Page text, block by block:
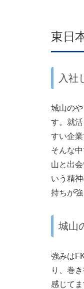
東日
入社
城山の
す。就
すい企
そんな
山と出
いう精
持ちが強
城山
強みは
り、巻
感じてま